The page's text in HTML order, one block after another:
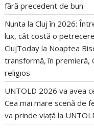
fără precedent de bun
Nunta la Cluj în 2026:
lux, cât costă o
ClujToday la Noaptea
transformă, în premieră,
religios
UNTOLD 2026 va avea
Cea mai mare scenă de
va prinde viață la